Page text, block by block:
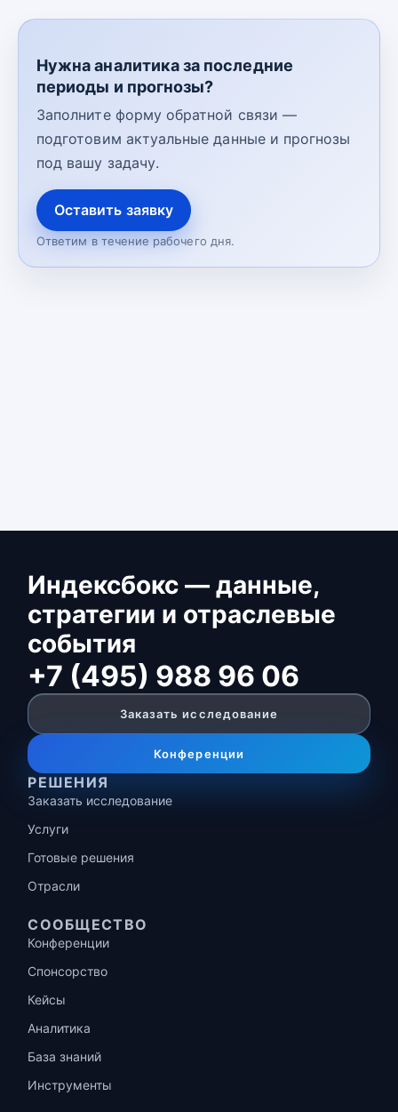
Нужна аналитика за последние
периоды и прогнозы?
Заполните форму обратной связи —
подготовим актуальные данные и прогнозы
под вашу задачу.
Оставить заявку
Ответим в течение рабочего дня.
Индексбокс — данные,
стратегии и отраслевые
события
+7 (495) 988 96 06
Заказать исследование
Конференции
РЕШЕНИЯ
Заказать исследование
Услуги
Готовые решения
Отрасли
СООБЩЕСТВО
Конференции
Спонсорство
Кейсы
Аналитика
База знаний
Инструменты